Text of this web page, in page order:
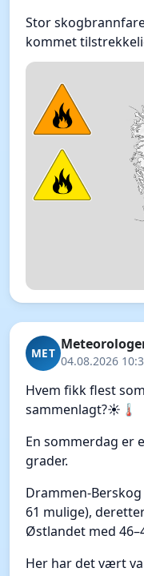
Stor
kommet
MET 04.08.2026
Hvem fikk flest
sammenlagt?☀️🌡️
En sommerdag er
grader.
Drammen-
61 mulige),
Østlandet med
Her har det vært